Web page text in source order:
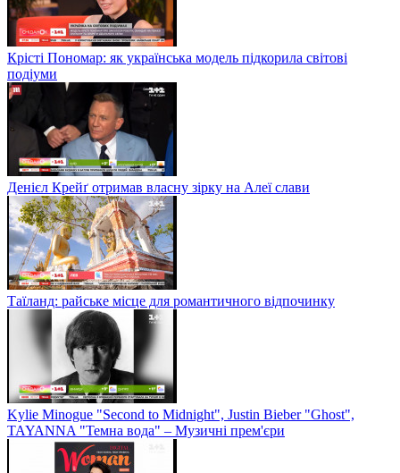
Крісті Пономар: як українська модель підкорила світові
подіуми
Денієл Крейґ отримав власну зірку на Алеї слави
Таїланд: райське місце для романтичного відпочинку
Kylie Minogue "Second to Midnight", Justin Bieber "Ghost",
TAYANNA "Темна вода" – Музичні прем'єри